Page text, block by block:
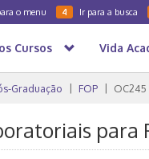
o menu 4 Ir para a busca
Cursos Vida
Graduação FOP OC245
para